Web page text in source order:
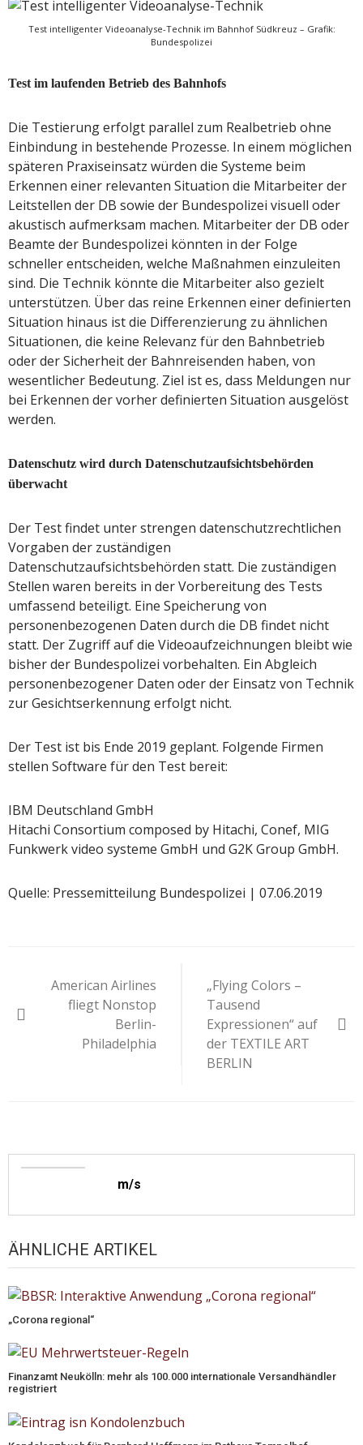
Test intelligenter Videoanalyse-Technik im Bahnhof Südkreuz – Grafik:
Bundespolizei
Test im laufenden Betrieb des Bahnhofs
Die Testierung erfolgt parallel zum Realbetrieb ohne
Einbindung in bestehende Prozesse. In einem möglichen
späteren Praxiseinsatz würden die Systeme beim
Erkennen einer relevanten Situation die Mitarbeiter der
Leitstellen der DB sowie der Bundespolizei visuell oder
akustisch aufmerksam machen. Mitarbeiter der DB oder
Beamte der Bundespolizei könnten in der Folge
schneller entscheiden, welche Maßnahmen einzuleiten
sind. Die Technik könnte die Mitarbeiter also gezielt
unterstützen. Über das reine Erkennen einer definierten
Situation hinaus ist die Differenzierung zu ähnlichen
Situationen, die keine Relevanz für den Bahnbetrieb
oder der Sicherheit der Bahnreisenden haben, von
wesentlicher Bedeutung. Ziel ist es, dass Meldungen nur
bei Erkennen der vorher definierten Situation ausgelöst
werden.
Datenschutz wird durch Datenschutzaufsichtsbehörden
überwacht
Der Test findet unter strengen datenschutzrechtlichen
Vorgaben der zuständigen
Datenschutzaufsichtsbehörden statt. Die zuständigen
Stellen waren bereits in der Vorbereitung des Tests
umfassend beteiligt. Eine Speicherung von
personenbezogenen Daten durch die DB findet nicht
statt. Der Zugriff auf die Videoaufzeichnungen bleibt wie
bisher der Bundespolizei vorbehalten. Ein Abgleich
personenbezogener Daten oder der Einsatz von Technik
zur Gesichtserkennung erfolgt nicht.
Der Test ist bis Ende 2019 geplant. Folgende Firmen
stellen Software für den Test bereit:
IBM Deutschland GmbH
Hitachi Consortium composed by Hitachi, Conef, MIG
Funkwerk video systeme GmbH und G2K Group GmbH.
Quelle: Pressemitteilung Bundespolizei | 07.06.2019
American Airlines
fliegt Nonstop
Berlin-
Philadelphia
„Flying Colors –
Tausend
Expressionen“ auf
der TEXTILE ART
BERLIN
m/s
ÄHNLICHE ARTIKEL
„Corona regional“
Finanzamt Neukölln: mehr als 100.000 internationale Versandhändler
registriert